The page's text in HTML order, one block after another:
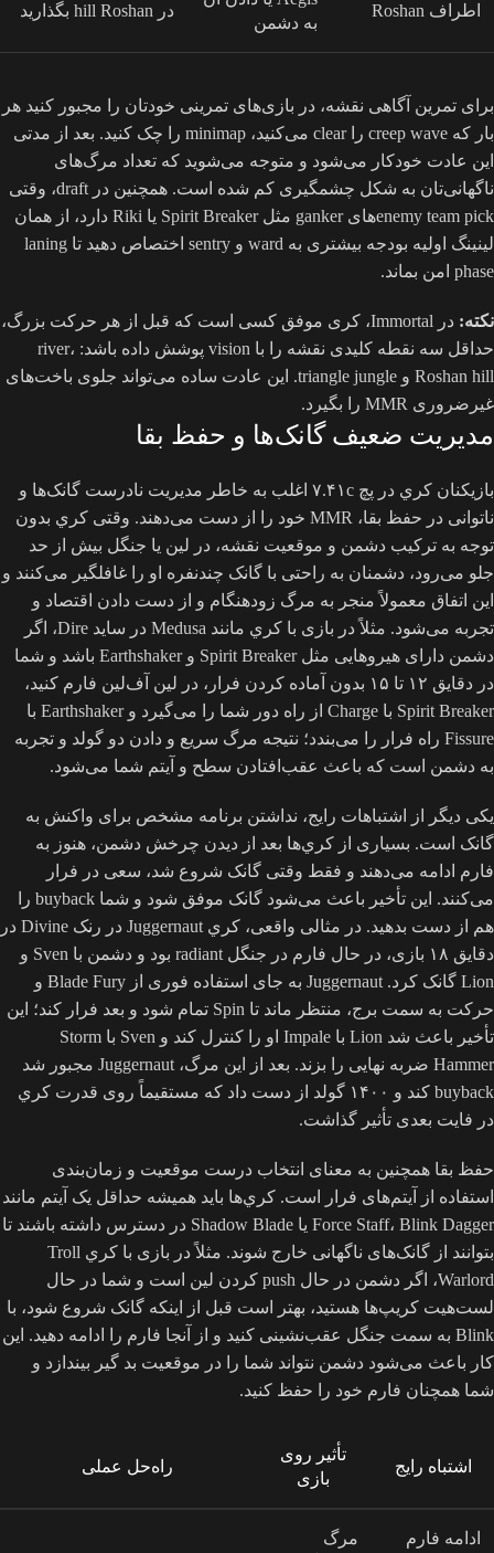
اطراف Roshan
به دشمن
در hill Roshan بگذارید
برای تمرین آگاهی نقشه، در بازی‌های تمرینی خودتان را مجبور کنید هر
بار که creep wave را clear می‌کنید، minimap را چک کنید. بعد از مدتی
این عادت خودکار می‌شود و متوجه می‌شوید که تعداد مرگ‌های
ناگهانی‌تان به شکل چشمگیری کم شده است. همچنین در draft، وقتی
enemy team pickهای ganker مثل Spirit Breaker یا Riki دارد، از همان
لینینگ اولیه بودجه بیشتری به ward و sentry اختصاص دهید تا laning
phase امن بماند.
نکته:
در Immortal، کری موفق کسی است که قبل از هر حرکت بزرگ،
حداقل سه نقطه کلیدی نقشه را با vision پوشش داده باشد: river،
Roshan hill و triangle jungle. این عادت ساده می‌تواند جلوی باخت‌های
غیرضروری MMR را بگیرد.
مدیریت ضعیف گانک‌ها و حفظ بقا
بازیکنان کري در پچ ۷.۴۱c اغلب به خاطر مدیریت نادرست گانک‌ها و
ناتوانی در حفظ بقا، MMR خود را از دست می‌دهند. وقتی کري بدون
توجه به ترکیب دشمن و موقعیت نقشه، در لین یا جنگل بیش از حد
جلو می‌رود، دشمنان به راحتی با گانک چندنفره او را غافلگیر می‌کنند و
این اتفاق معمولاً منجر به مرگ زودهنگام و از دست دادن اقتصاد و
تجربه می‌شود. مثلاً در بازی با کري مانند Medusa در ساید Dire، اگر
دشمن دارای هیروهایی مثل Spirit Breaker و Earthshaker باشد و شما
در دقایق ۱۲ تا ۱۵ بدون آماده کردن فرار، در لین آف‌لین فارم کنید،
Spirit Breaker با Charge از راه دور شما را می‌گیرد و Earthshaker با
Fissure راه فرار را می‌بندد؛ نتیجه مرگ سریع و دادن دو گولد و تجربه
به دشمن است که باعث عقب‌افتادن سطح و آیتم شما می‌شود.
یکی دیگر از اشتباهات رایج، نداشتن برنامه مشخص برای واکنش به
گانک است. بسیاری از کري‌ها بعد از دیدن چرخش دشمن، هنوز به
فارم ادامه می‌دهند و فقط وقتی گانک شروع شد، سعی در فرار
می‌کنند. این تأخیر باعث می‌شود گانک موفق شود و شما buyback را
هم از دست بدهید. در مثالی واقعی، کري Juggernaut در رنک Divine در
دقایق ۱۸ بازی، در حال فارم در جنگل radiant بود و دشمن با Sven و
Lion گانک کرد. Juggernaut به جای استفاده فوری از Blade Fury و
حرکت به سمت برج، منتظر ماند تا Spin تمام شود و بعد فرار کند؛ این
تأخیر باعث شد Lion با Impale او را کنترل کند و Sven با Storm
Hammer ضربه نهایی را بزند. بعد از این مرگ، Juggernaut مجبور شد
buyback کند و ۱۴۰۰ گولد از دست داد که مستقیماً روی قدرت کري
در فایت بعدی تأثیر گذاشت.
حفظ بقا همچنین به معنای انتخاب درست موقعیت و زمان‌بندی
استفاده از آیتم‌های فرار است. کري‌ها باید همیشه حداقل یک آیتم مانند
Force Staff، Blink Dagger یا Shadow Blade در دسترس داشته باشند تا
بتوانند از گانک‌های ناگهانی خارج شوند. مثلاً در بازی با کري Troll
Warlord، اگر دشمن در حال push کردن لین است و شما در حال
لست‌هیت کريپ‌ها هستید، بهتر است قبل از اینکه گانک شروع شود، با
Blink به سمت جنگل عقب‌نشینی کنید و از آنجا فارم را ادامه دهید. این
کار باعث می‌شود دشمن نتواند شما را در موقعیت بد گیر بیندازد و
شما همچنان فارم خود را حفظ کنید.
اشتباه رایج
تأثیر روی
بازی
راه‌حل عملی
ادامه فارم مرگ